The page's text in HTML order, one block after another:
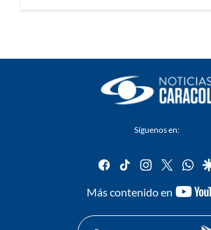
Síguenos en:
facebook
tiktok instagram
twitter
Más contenido en